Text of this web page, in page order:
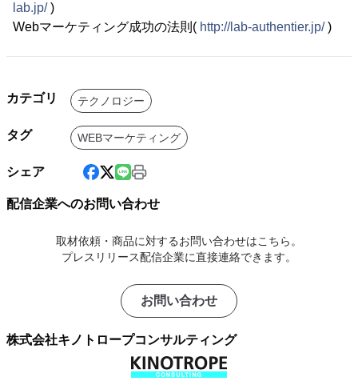
lab.jp/)
Webマーケティング成功の法則( http://lab-authentier.jp/)
カテゴリ テクノロジー
タグ WEBマーケティング
シェア
配信企業へのお問い合わせ
取材依頼・商品に対するお問い合わせはこちら。
プレスリリース配信企業に直接連絡できます。
お問い合わせ
株式会社キノトロープコンサルティング